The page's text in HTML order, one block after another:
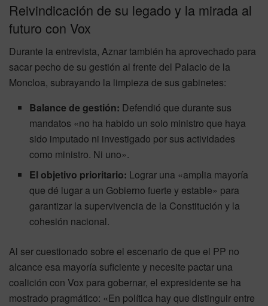
Reivindicación de su legado y la mirada al
futuro con Vox
Durante la entrevista, Aznar también ha aprovechado para
sacar pecho de su gestión al frente del Palacio de la
Moncloa, subrayando la limpieza de sus gabinetes:
Balance de gestión: Defendió que durante sus
mandatos «no ha habido un solo ministro que haya
sido imputado ni investigado por sus actividades
como ministro. Ni uno».
El objetivo prioritario: Lograr una «amplia mayoría
que dé lugar a un Gobierno fuerte y estable» para
garantizar la supervivencia de la Constitución y la
cohesión nacional.
Al ser cuestionado sobre el escenario de que el PP no
alcance esa mayoría suficiente y necesite pactar una
coalición con Vox para gobernar, el expresidente se ha
mostrado pragmático: «En política hay que distinguir entre